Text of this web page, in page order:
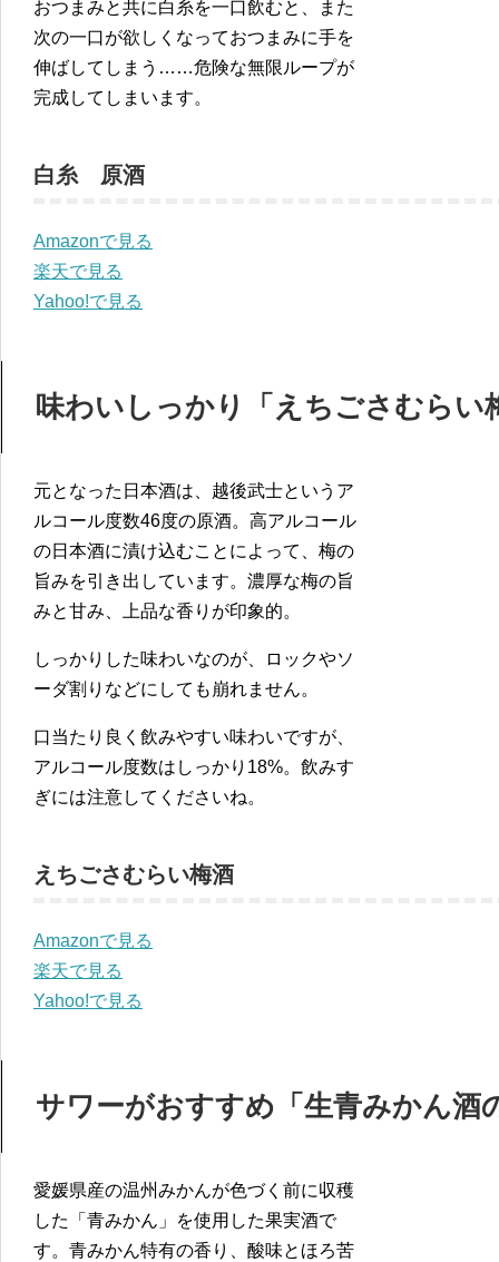
おつまみと共に白糸を一口飲むと、また
次の一口が欲しくなっておつまみに手を
伸ばしてしまう……危険な無限ループが
完成してしまいます。
白糸 原酒
Amazonで見る
楽天で見る
Yahoo!で見る
味わいしっかり「えちごさむらい
元となった日本酒は、越後武士というア
ルコール度数46度の原酒。高アルコール
の日本酒に漬け込むことによって、梅の
旨みを引き出しています。濃厚な梅の旨
みと甘み、上品な香りが印象的。
しっかりした味わいなのが、ロックやソ
ーダ割りなどにしても崩れません。
口当たり良く飲みやすい味わいですが、
アルコール度数はしっかり18%。飲みす
ぎには注意してくださいね。
えちごさむらい梅酒
Amazonで見る
楽天で見る
Yahoo!で見る
サワーがおすすめ「生青みかん酒
愛媛県産の温州みかんが色づく前に収穫
した「青みかん」を使用した果実酒で
す。青みかん特有の香り、酸味とほろ苦